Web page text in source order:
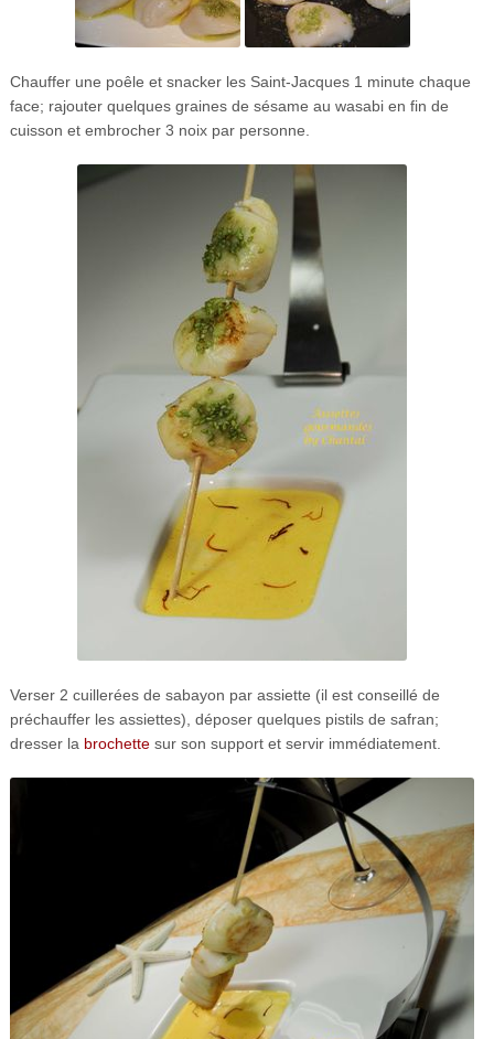
Chauffer une poêle et snacker les Saint-Jacques 1 minute chaque
face; rajouter quelques graines de sésame au wasabi en fin de
cuisson et embrocher 3 noix par personne.
Verser 2 cuillerées de sabayon par assiette (il est conseillé de
préchauffer les assiettes), déposer quelques pistils de safran;
dresser la brochettesur son support et servir immédiatement.